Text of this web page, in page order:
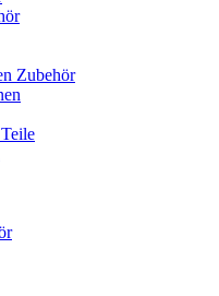
Zubehör